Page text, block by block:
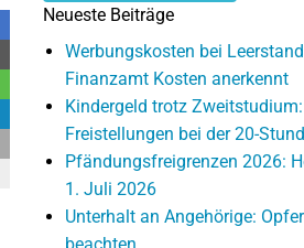
Neueste Beiträge
Werbungskosten bei
Finanzamt Kosten anerkennt
Kindergeld trotz
Freistellungen bei der 20-
Pfändungsfreigrenzen 2026:
1. Juli 2026
Unterhalt an Angehörige: